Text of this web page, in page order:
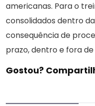
americanas. Para o
consolidados dentro
consequência de
prazo, dentro e fora
Gostou?